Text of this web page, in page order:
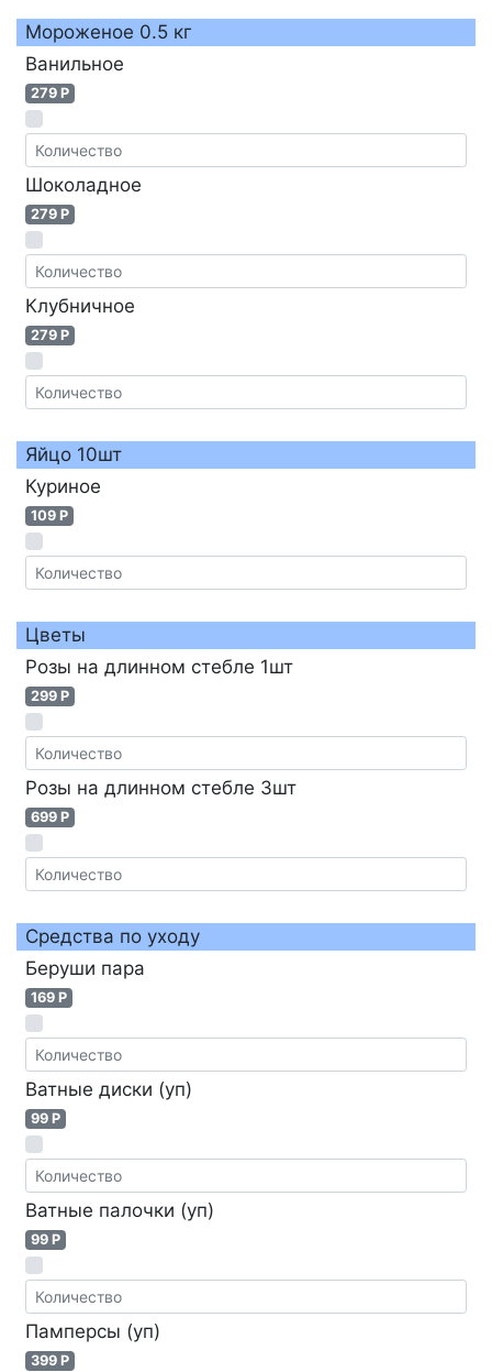
Мороженое 0.5 кг
Ванильное
279 P
Шоколадное
279 P
Клубничное
279 P
Яйцо 10шт
Куриное
109 P
Цветы
Розы на длинном стебле 1шт
299 P
Розы на длинном стебле 3шт
699 P
Средства по уходу
Беруши пара
169 P
Ватные диски (уп)
99 P
Ватные палочки (уп)
99 P
Памперсы (уп)
399 P